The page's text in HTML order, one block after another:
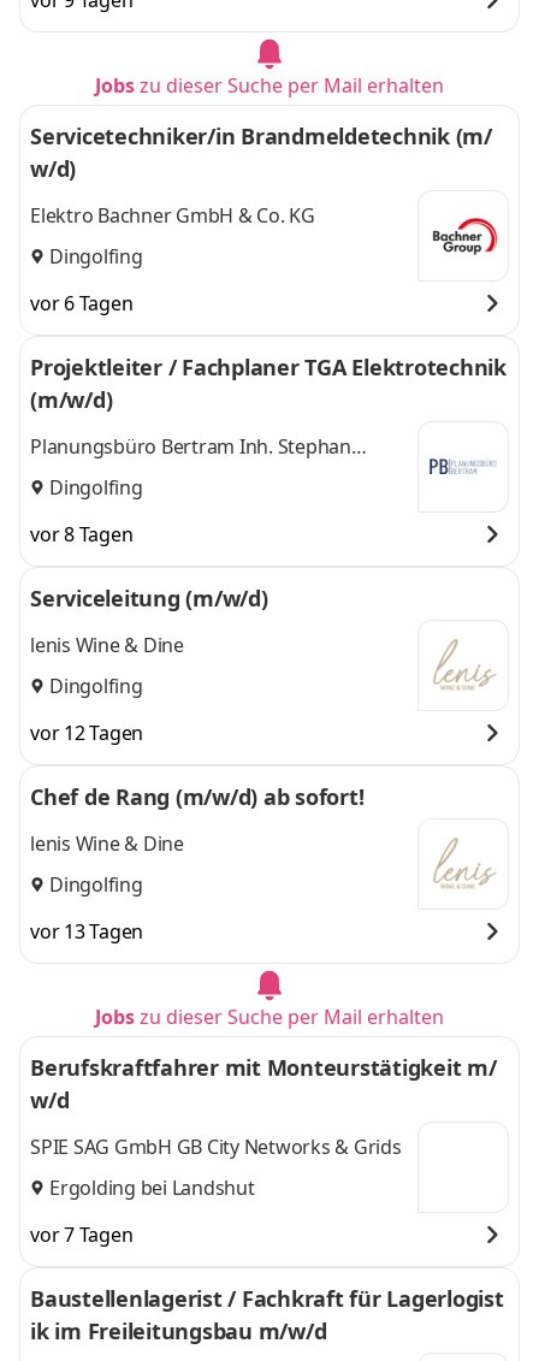
Jobszu dieser Suche per Mail erhalten
Servicetechniker/in Brandmeldetechnik (m/
w/d)
Elektro Bachner GmbH & Co. KG
Dingolfing
vor 6 Tagen
Projektleiter / Fachplaner TGA Elektrotechnik
(m/w/d)
Planungsbüro Bertram Inh. Stephan
Bertram
Dingolfing
vor 8 Tagen
Serviceleitung (m/w/d)
lenis Wine & Dine
Dingolfing
vor 12 Tagen
Chef de Rang (m/w/d) ab sofort!
lenis Wine & Dine
Dingolfing
vor 13 Tagen
Jobszu dieser Suche per Mail erhalten
Berufskraftfahrer mit Monteurstätigkeit m/
w/d
SPIE SAG GmbH GB City Networks & Grids
Ergolding bei Landshut
vor 7 Tagen
Baustellenlagerist / Fachkraft für Lagerlogist
ik im Freileitungsbau m/w/d